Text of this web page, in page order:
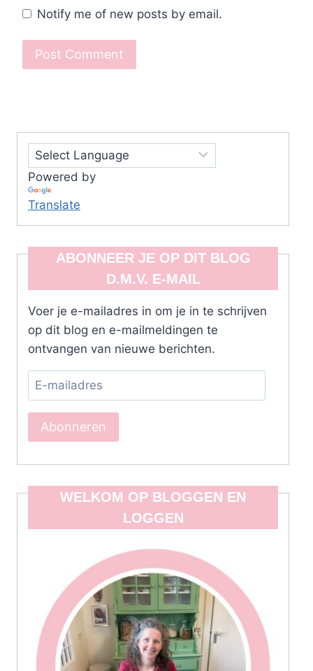
Notify me of new posts by email.
Powered by
Translate
ABONNEER JE OP DIT BLOG
D.M.V. E-MAIL
Voer je e-mailadres in om je in te schrijven
op dit blog en e-mailmeldingen te
ontvangen van nieuwe berichten.
E-
mailadres
Abonneren
WELKOM OP BLOGGEN EN
LOGGEN